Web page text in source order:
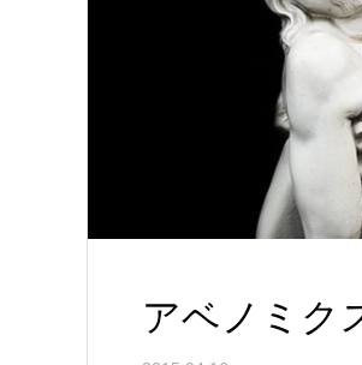
アベノミク